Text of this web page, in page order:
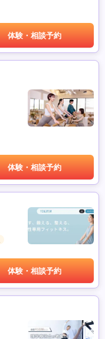
体験・相談予約
体験・相談予約
体験・相談予約